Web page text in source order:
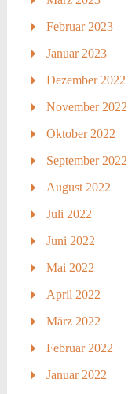
Februar 2023
Januar 2023
Dezember 2022
November 2022
Oktober 2022
September 2022
August 2022
Juli 2022
Juni 2022
Mai 2022
April 2022
März 2022
Februar 2022
Januar 2022